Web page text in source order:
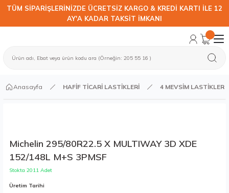
TÜM SİPARİŞLERİNİZDE ÜCRETSİZ KARGO & KREDİ KARTI İLE 12
AY'A KADAR TAKSİT İMKANI
Anasayfa HAFİF TİCARİ LASTİKLERİ 4 MEVSİM LASTİKLER
Michelin 295/80R22.5 X MULTIWAY 3D XDE
152/148L M+S 3PMSF
Stokta 2011 Adet
Üretim Tarihi